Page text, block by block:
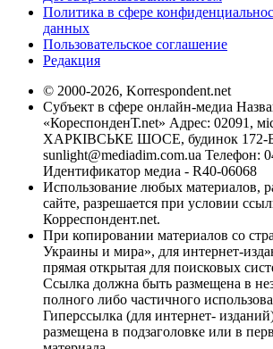
Политика в сфере
данных
Пользовательское соглашение
Редакция
© 2000-2026, Korrespondent.net
Субъект в сфере онлайн-медиа
«КореспонденТ.net» Адрес: 02091,
ХАРКІВСЬКЕ ШОСЕ, будинок 172-Б,
sunlight@mediadim.com.ua Телефон:
Идентификатор медиа - R40-06068
Использование любых материалов,
сайте, разрешается при условии
Корреспондент.net.
При копировании материалов со
Украины и мира», для интернет-
прямая открытая для поисковых
Ссылка должна быть размещена в
полного либо частичного
Гиперссылка (для интернет-
размещена в подзаголовке или в